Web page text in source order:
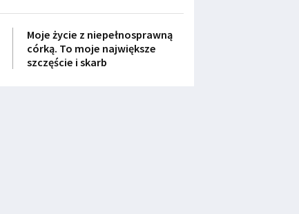
Moje życie z niepełnosprawną
córką. To moje największe
szczęście i skarb